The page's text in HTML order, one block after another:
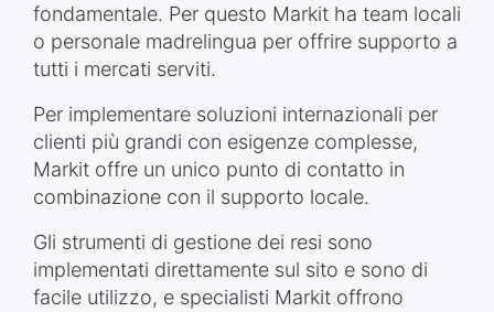
fondamentale. Per questo Markit ha team locali
o personale madrelingua per offrire supporto a
tutti i mercati serviti.
Per implementare soluzioni internazionali per
clienti più grandi con esigenze complesse,
Markit offre un unico punto di contatto in
combinazione con il supporto locale.
Gli strumenti di gestione dei resi sono
implementati direttamente sul sito e sono di
facile utilizzo, e specialisti Markit offrono